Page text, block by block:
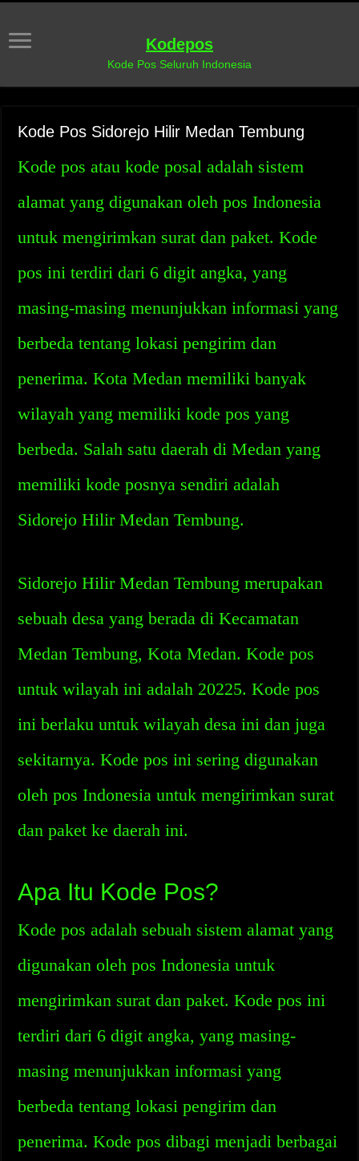
Kodepos
Kode Pos Seluruh Indonesia
Kode Pos Sidorejo Hilir Medan Tembung
Kode pos atau kode posal adalah sistem
alamat yang digunakan oleh pos Indonesia
untuk mengirimkan surat dan paket. Kode
pos ini terdiri dari 6 digit angka, yang
masing-masing menunjukkan informasi yang
berbeda tentang lokasi pengirim dan
penerima. Kota Medan memiliki banyak
wilayah yang memiliki kode pos yang
berbeda. Salah satu daerah di Medan yang
memiliki kode posnya sendiri adalah
Sidorejo Hilir Medan Tembung.
Sidorejo Hilir Medan Tembung merupakan
sebuah desa yang berada di Kecamatan
Medan Tembung, Kota Medan. Kode pos
untuk wilayah ini adalah 20225. Kode pos
ini berlaku untuk wilayah desa ini dan juga
sekitarnya. Kode pos ini sering digunakan
oleh pos Indonesia untuk mengirimkan surat
dan paket ke daerah ini.
Apa Itu Kode Pos?
Kode pos adalah sebuah sistem alamat yang
digunakan oleh pos Indonesia untuk
mengirimkan surat dan paket. Kode pos ini
terdiri dari 6 digit angka, yang masing-
masing menunjukkan informasi yang
berbeda tentang lokasi pengirim dan
penerima. Kode pos dibagi menjadi berbagai